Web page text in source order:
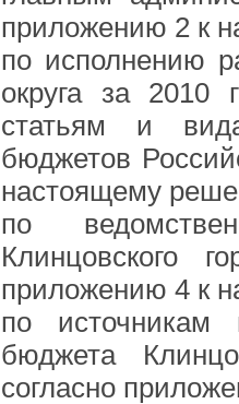
приложению 2 к
по исполнению
округа за 2010
статьям и
бюджетов
настоящему
по
Клинцовского
приложению 4 к
по источникам
бюджета
согласно